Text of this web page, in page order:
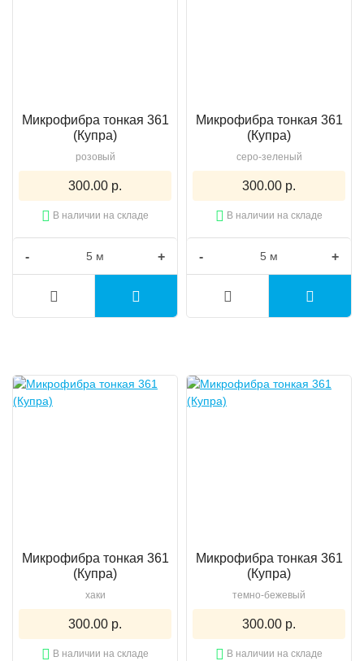
Микрофибра тонкая 361
(Купра)
розовый
300.00 р.
В наличии на складе
- +
Микрофибра тонкая 361
(Купра)
серо-зеленый
300.00 р.
В наличии на складе
- +
Микрофибра тонкая 361
(Купра)
хаки
300.00 р.
В наличии на складе
Микрофибра тонкая 361
(Купра)
темно-бежевый
300.00 р.
В наличии на складе